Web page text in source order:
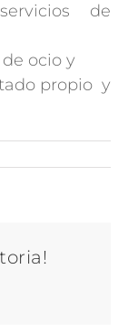
de
ocio y
propio y